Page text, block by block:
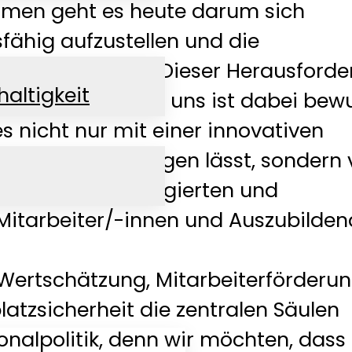
geht es heute darum sich
aufzustellen und die
zu sichern. Dieser
bei WEBER und uns ist dabei
nicht nur mit einer innovativen
bewerkstelligen lässt, sondern
engagierten und
innen und
die zentralen Säulen
denn wir möchten, dass